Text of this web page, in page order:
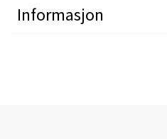
Informasjon